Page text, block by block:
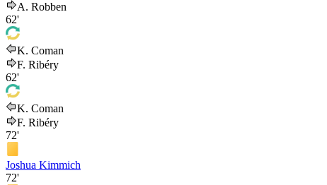
A. Robben
62'
K. Coman
F. Ribéry
62'
K. Coman
F. Ribéry
72'
Joshua Kimmich
72'